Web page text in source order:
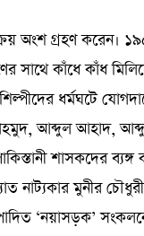
গ্রহণ করেন।
সাথে কাঁধে কাঁধ
শিল্পীদের ধর্মঘটে
আব্দুল আহাদ,
শাসকদের
নাট্যকার মুনীর
‘নয়াসড়ক’